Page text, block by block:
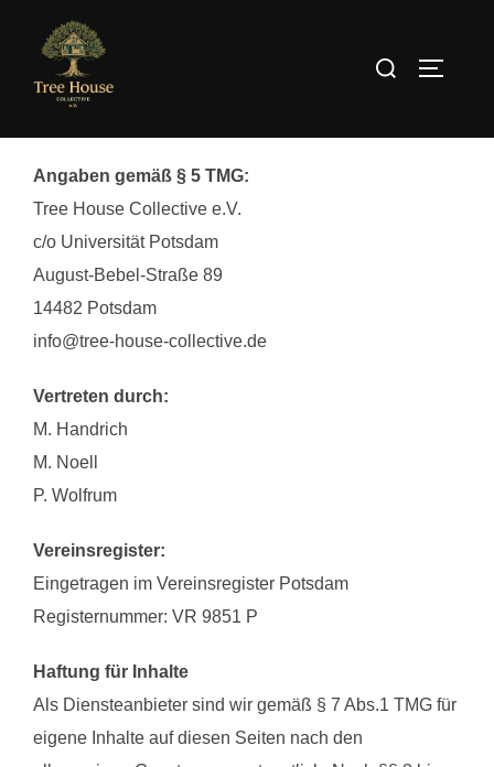
Inhalt
springen
Suchen
Angaben gemäß § 5 TMG:
Tree House Collective e.V.
c/o Universität Potsdam
August-Bebel-Straße 89
14482 Potsdam
info@tree-house-collective.de
Vertreten durch:
M. Handrich
M. Noell
P. Wolfrum
Vereinsregister:
Eingetragen im Vereinsregister Potsdam
Registernummer: VR 9851 P
Haftung für Inhalte
Als Diensteanbieter sind wir gemäß § 7 Abs.1 TMG für
eigene Inhalte auf diesen Seiten nach den